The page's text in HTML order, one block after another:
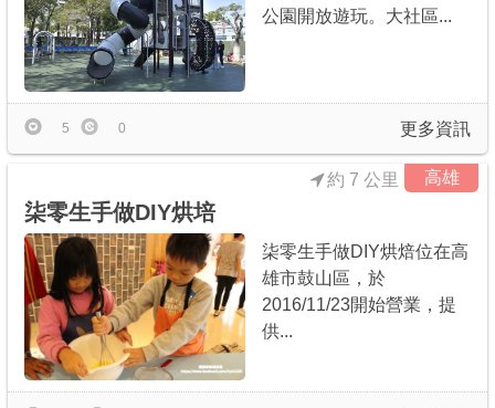
公園開放遊玩。大社區...
更多資訊
5 0
高雄
柒零生手做DIY烘培
約 7 公里
柒零生手做DIY烘焙位在高
雄市鼓山區，於
2016/11/23開始營業，提
供...